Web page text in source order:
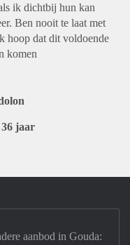
ik dichtbij hun kan
Ben nooit te laat met
hoop dat dit voldoende
komen
jaar
aanbod in Gouda: